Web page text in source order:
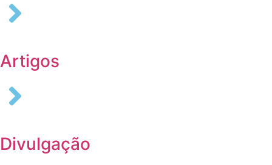
Artigos
Divulgação